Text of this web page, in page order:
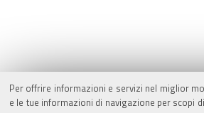
Per offrire informazioni e servizi nel miglior
e le tue informazioni di navigazione per scopi